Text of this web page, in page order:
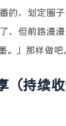
的，划定圈
，但前路漫
。」那样做吧
（持续收